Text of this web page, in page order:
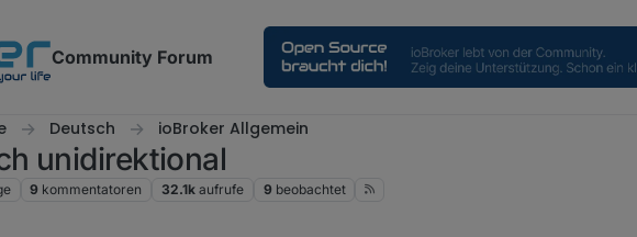
Community Forum
Deutsch ioBroker Allgemein
unidirektional
9 kommentatoren 32.1k aufrufe 9 beobachtet